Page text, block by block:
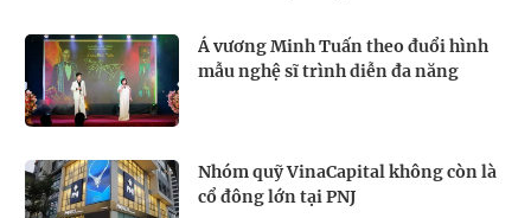
Á vương Minh Tuấn theo đuổi hình
mẫu nghệ sĩ trình diễn đa năng
Nhóm quỹ VinaCapital không còn là
cổ đông lớn tại PNJ